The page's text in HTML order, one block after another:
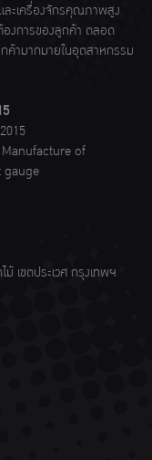
ะเครื่องจักรคุณภาพสูง
งการของลูกค้า ตลอด
กค้ามากมายในอุตสาหกรรม
of
เขตประเวศ กรุงเทพฯ